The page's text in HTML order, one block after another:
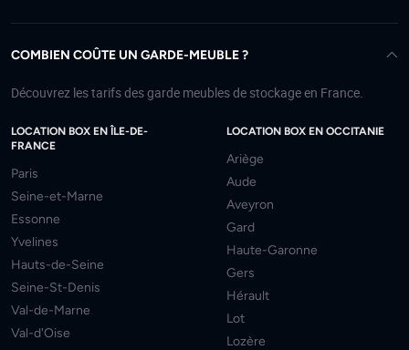
COMBIEN COÛTE UN GARDE-MEUBLE ?
Découvrez les tarifs des garde meubles de stockage en France.
LOCATION BOX EN ÎLE-DE-
FRANCE
Paris
Seine-et-Marne
Essonne
Yvelines
Hauts-de-Seine
Seine-St-Denis
Val-de-Marne
Val-d'Oise
LOCATION BOX EN OCCITANIE
Ariège
Aude
Aveyron
Gard
Haute-Garonne
Gers
Hérault
Lot
Lozère